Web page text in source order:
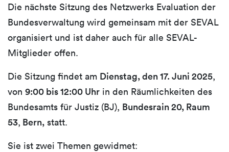
Die nächste Sitzung des Netzwerks Evaluation der
Bundesverwaltung wird gemeinsam mit der SEVAL
organisiert und ist daher auch für alle SEVAL-
Mitglieder offen.
Die Sitzung findet am Dienstag, den 17. Juni 2025,
von 9:00 bis 12:00 Uhr in den Räumlichkeiten des
Bundesamts für Justiz (BJ), Bundesrain 20, Raum
53, Bern, statt.
Sie ist zwei Themen gewidmet: